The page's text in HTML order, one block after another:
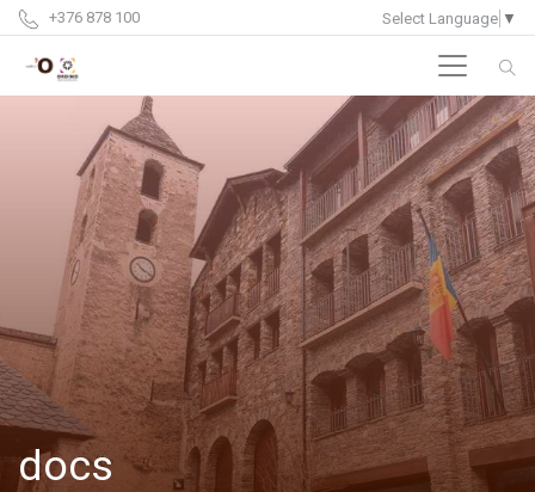
+376 878 100 Select Language ▼
docs